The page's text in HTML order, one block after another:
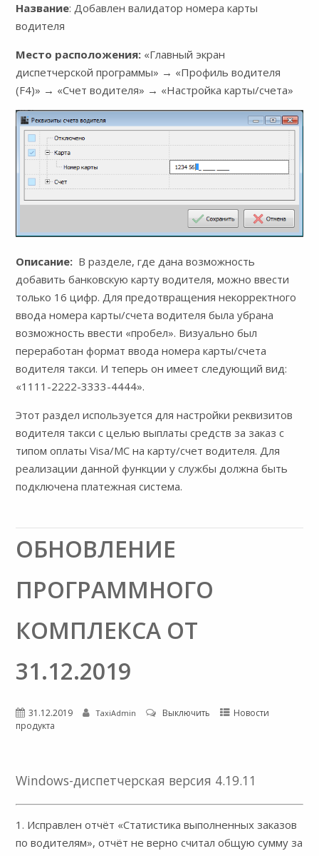
Название: Добавлен валидатор номера карты
водителя
Место расположения: «Главный экран
диспетчерской программы» → «Профиль водителя
(F4)» → «Счет водителя» → «Настройка карты/счета»
Описание: В разделе, где дана возможность
добавить банковскую карту водителя, можно ввести
только 16 цифр. Для предотвращения некорректного
ввода номера карты/cчета водителя была убрана
возможность ввести «пробел». Визуально был
переработан формат ввода номера карты/cчета
водителя такси. И теперь он имеет следующий вид:
«1111-2222-3333-4444».
Этот раздел используется для настройки реквизитов
водителя такси с целью выплаты средств за заказ с
типом оплаты Visa/MC на карту/счет водителя. Для
реализации данной функции у службы должна быть
подключена платежная система.
ОБНОВЛЕНИЕ
ПРОГРАММНОГО
КОМПЛЕКСА ОТ
31.12.2019
31.12.2019 TaxiAdmin Выключить
Новости
продукта
Windows-диспетчерская версия 4.19.11
1. Исправлен отчёт «Статистика выполненных заказов
по водителям», отчёт не верно считал общую сумму за